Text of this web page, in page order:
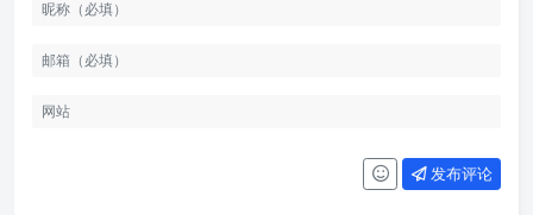
发布评论